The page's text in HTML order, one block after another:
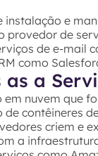
instalação e
provedor de
de e-
como
as a
em nuvem que
contêineres
criem e
a